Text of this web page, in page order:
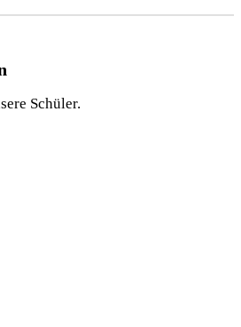
Schüler.